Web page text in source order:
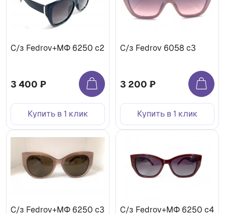
С/з Fedrov+МФ 6250 c2
3 400 ₽
Купить в 1 клик
С/з Fedrov 6058 c3
3 200 ₽
Купить в 1 клик
С/з Fedrov+МФ 6250 c3 С/з Fedrov+МФ 6250 c4